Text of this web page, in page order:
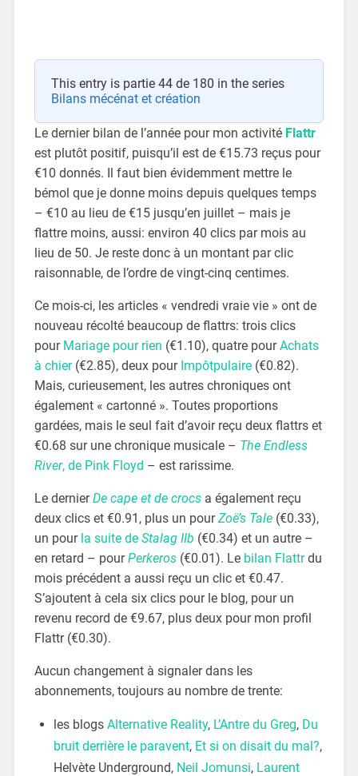
This entry is partie 44 de 180 in the series
Bilans mécénat et création
Le dernier bilan de l’année pour mon activité Flattr
est plutôt positif, puisqu’il est de €15.73 reçus pour
€10 donnés. Il faut bien évidemment mettre le
bémol que je donne moins depuis quelques temps
– €10 au lieu de €15 jusqu’en juillet – mais je
flattre moins, aussi: environ 40 clics par mois au
lieu de 50. Je reste donc à un montant par clic
raisonnable, de l’ordre de vingt-cinq centimes.
Ce mois-ci, les articles « vendredi vraie vie » ont de
nouveau récolté beaucoup de flattrs: trois clics
pour Mariage pour rien (€1.10), quatre pourAchats
à chier(€2.85), deux pour Impôtpulaire(€0.82).
Mais, curieusement, les autres chroniques ont
également « cartonné ». Toutes proportions
gardées, mais le seul fait d’avoir reçu deux flattrs et
€0.68 sur une chronique musicale – The Endless
River, de Pink Floyd – est rarissime.
Le dernierDe cape et de crocsa également reçu
deux clics et €0.91, plus un pourZoë’s Tale(€0.33),
un pour la suite de Stalag IIb (€0.34) et un autre –
en retard – pourPerkeros(€0.01). Le bilan Flattrdu
mois précédent a aussi reçu un clic et €0.47.
S’ajoutent à cela six clics pour le blog, pour un
revenu record de €9.67, plus deux pour mon profil
Flattr (€0.30).
Aucun changement à signaler dans les
abonnements, toujours au nombre de trente:
les blogs Alternative Reality, L’Antre du Greg, Du
bruit derrière le paravent, Et si on disait du mal?,
Helvète Underground, Neil Jomunsi, Laurent